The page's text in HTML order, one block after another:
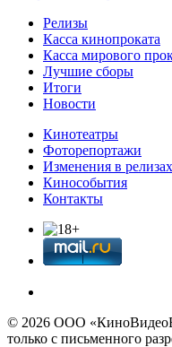
Релизы
Касса кинопроката
Касса мирового
Лучшие сборы
Итоги
Новости
Кинотеатры
Фоторепортажи
Изменения в релизах
Кинособытия
Контакты
© 2026 OOО
только с письменного